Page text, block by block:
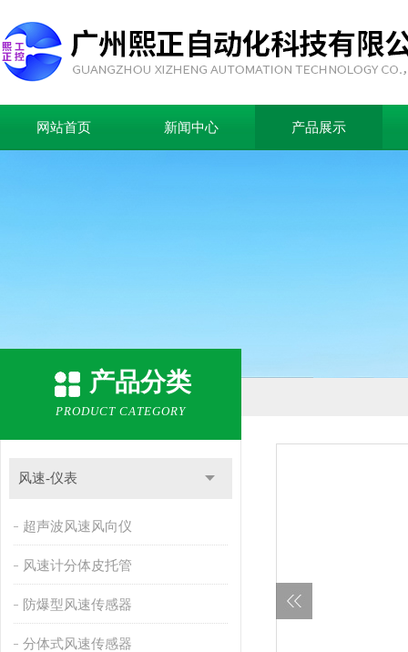
网站首页 新闻中心 产品展示
产品分类
PRODUCT CATEGORY
风速-仪表
超声波风速风向仪
风速计分体皮托管
防爆型风速传感器
分体式风速传感器